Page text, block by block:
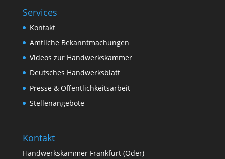
Services
Kontakt
Amtliche Bekanntmachungen
Videos zur Handwerkskammer
Deutsches Handwerksblatt
Presse & Öffentlichkeitsarbeit
Stellenangebote
Kontakt
Handwerkskammer Frankfurt (Oder)